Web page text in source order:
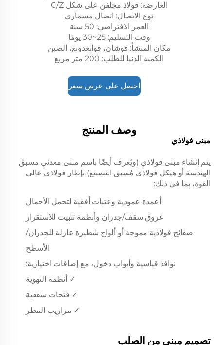
العارضة: فولاذ مجلفن على شكل C/Z
نوع الاتصال: اتصال مسماري
العمر الافتراضي: 50 سنة
وقت التسليم: 25~30 يومًا
مكان المنشأ: فوشان، قوانغدونغ، الصين
الكمية الدنيا للطلب: 200 متر مربع
احصل على عرض سعر
وصف المنتج
مبنى فولاذي
يتم إنشاء مبنى فولاذي (ويُعرف أيضًا باسم مبنى معدني مسبق
الهندسة أو هيكل فولاذي مُسبق التصنيع) بإطار فولاذي عالي
القوة، بما في ذلك:
أعمدة عمودية وعتبات أفقية لتحمل الأحمال
عروق سقف/جدران وأنظمة تثبيت للاستقرار
صفائح فولاذية مموجة أو ألواح شطيرة عازلة للجدران/
الأسطح
نوافذ قياسية وأبواب دخول، مع إضافات اختيارية:
✓ أنظمة التهوية
✓ فتحات سقفية
✓ مزاريب المطر
تصميم مبنى من الصلب